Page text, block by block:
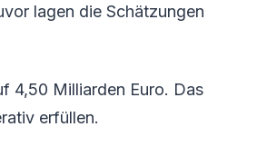
lagen die Schätzungen
4,50 Milliarden Euro. Das
erfüllen.